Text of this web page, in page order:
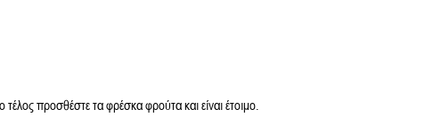
προσθέστε τα φρέσκα φρούτα και είναι έτοιμο.